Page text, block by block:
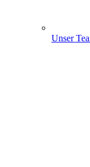
Unser